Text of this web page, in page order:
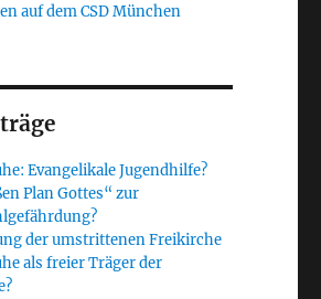
auf dem CSD München
Evangelikale Jugendhilfe?
Plan Gottes“ zur
der umstrittenen Freikirche
als freier Träger der